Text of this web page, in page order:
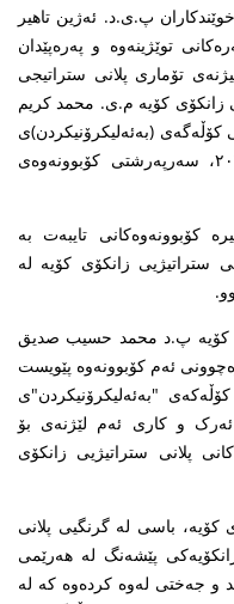
پ.ی.د. ئەژین تاهیر
توێژینەوە و پەرەپێدان
تۆماری پلانی ستراتیجی
زانکۆی کۆیە م.ی. محمد کریم
کۆڵەگەی (بەئەلیکرۆنیکردن)ی
پلانی ستراتیژی زانکۆی کۆیە ٢٠٢٣-٢٠٢٧، سەرپەرشتی کۆبوونەوەی
کۆبوونەوەکانی تایبەت بە
ستراتیژیی زانکۆی کۆیە لە
کۆیە پ.د محمد حسیب صدیق
ئەم کۆبوونەوە پێویست
"بەئەلیکرۆنیکردن"ی
ئەرک و کاری ئەم لێژنەی بۆ
پلانی ستراتیژیی زانکۆی
کۆیە، باسی لە گرنگیی پلانی
پێشەنگ لە هەرێمی
و جەختی لەوە کردەوە کە لە